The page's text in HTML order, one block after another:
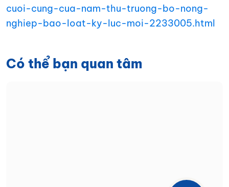
cuoi-cung-cua-nam-thu-truong-bo-nong-
nghiep-bao-loat-ky-luc-moi-2233005.html
Có thể bạn quan tâm